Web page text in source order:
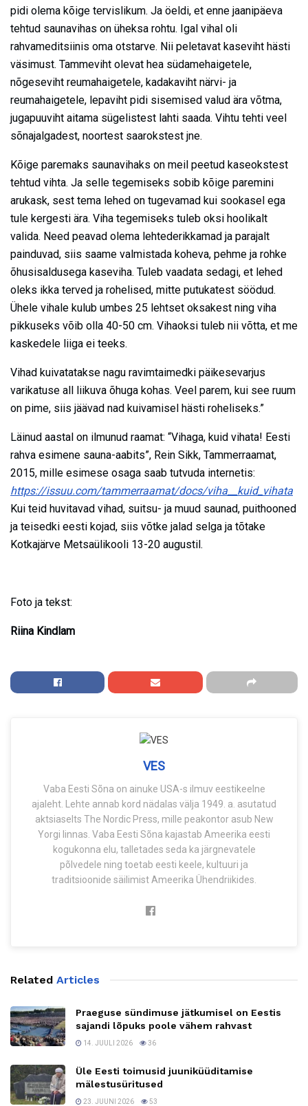
pidi olema kõige tervislikum. Ja öeldi, et enne jaanipäeva
tehtud saunavihas on üheksa rohtu. Igal vihal oli
rahvameditsiinis oma otstarve. Nii peletavat kaseviht hästi
väsimust. Tammeviht olevat hea südamehaigetele,
nõgeseviht reumahaigetele, kadakaviht närvi- ja
reumahaigetele, lepaviht pidi sisemised valud ära võtma,
jugapuuviht aitama sügelistest lahti saada. Vihtu tehti veel
sõnajalgadest, noortest saarokstest jne.
Kõige paremaks saunavihaks on meil peetud kaseokstest
tehtud vihta. Ja selle tegemiseks sobib kõige paremini
arukask, sest tema lehed on tugevamad kui sookasel ega
tule kergesti ära. Viha tegemiseks tuleb oksi hoolikalt
valida. Need peavad olema lehtederikkamad ja parajalt
painduvad, siis saame valmistada koheva, pehme ja rohke
õhusisaldusega kaseviha. Tuleb vaadata sedagi, et lehed
oleks ikka terved ja rohelised, mitte putukatest söödud.
Ühele vihale kulub umbes 25 lehtset oksakest ning viha
pikkuseks võib olla 40-50 cm. Vihaoksi tuleb nii võtta, et me
kaskedele liiga ei teeks.
Vihad kuivatatakse nagu ravimtaimedki päikesevarjus
varikatuse all liikuva õhuga kohas. Veel parem, kui see ruum
on pime, siis jäävad nad kuivamisel hästi roheliseks.”
Läinud aastal on ilmunud raamat: “Vihaga, kuid vihata! Eesti
rahva esimene sauna-aabits”, Rein Sikk, Tammerraamat,
2015, mille esimese osaga saab tutvuda internetis:
https://issuu.com/tammerraamat/docs/viha__kuid_vihata
Kui teid huvitavad vihad, suitsu- ja muud saunad, puithooned
ja teisedki eesti kojad, siis võtke jalad selga ja tõtake
Kotkajärve Metsaülikooli 13-20 augustil.
Foto ja tekst:
Riina Kindlam
VES
Vaba Eesti Sõna on ainuke USA-s ilmuv eestikeelne
ajaleht. Lehte annab kord nädalas välja 1949. a. asutatud
aktsiaselts The Nordic Press, mille peakontor asub New
Yorgi linnas. Vaba Eesti Sõna kajastab Ameerika eesti
kogukonna elu, talletades seda ka järgnevatele
põlvedele ning toetab eesti keele, kultuuri ja
traditsioonide säilimist Ameerika Ühendriikides.
Related Articles
Praeguse sündimuse jätkumisel on Eestis
sajandi lõpuks poole vähem rahvast
14. JUULI 2026 36
Üle Eesti toimusid juuniküüditamise
mälestusüritused
23. JUUNI 2026 53